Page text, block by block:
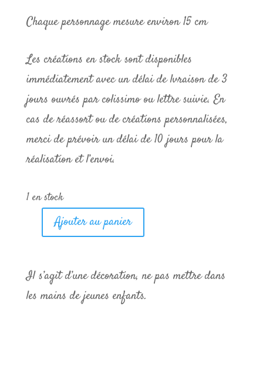
Chaque personnage mesure environ 15 cm
Les créations en stock sont disponibles
immédiatement avec un délai de lvraison de 3
jours ouvrés par colissimo ou lettre suivie. En
cas de réassort ou de créations personnalisées,
merci de prévoir un délai de 10 jours pour la
réalisation et l’envoi.
1 en stock
quantité
Chibi
Hermione
Ajouter au panier
Il s’agit d’une décoration, ne pas mettre dans
les mains de jeunes enfants.